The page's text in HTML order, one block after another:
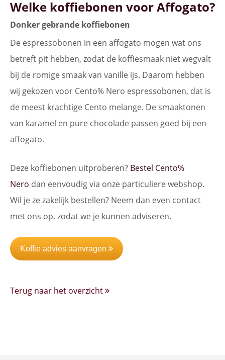
Welke koffiebonen voor Affogato?
Donker gebrande koffiebonen
De espressobonen in een affogato mogen wat ons
betreft pit hebben, zodat de koffiesmaak niet wegvalt
bij de romige smaak van vanille ijs. Daarom hebben
wij gekozen voor Cento% Nero espressobonen, dat is
de meest krachtige Cento melange. De smaaktonen
van karamel en pure chocolade passen goed bij een
affogato.
Deze koffiebonen uitproberen? Bestel Cento%
Nero dan eenvoudig via onze particuliere webshop.
Wil je ze zakelijk bestellen? Neem dan even contact
met ons op, zodat we je kunnen adviseren.
Koffie advies aanvragen
Terug naar het overzicht